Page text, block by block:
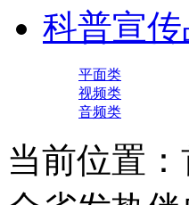
科普宣
平面类
视频类
音频类
当前位置